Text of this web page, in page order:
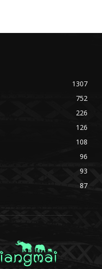
1307
752
226
126
108
96
93
87